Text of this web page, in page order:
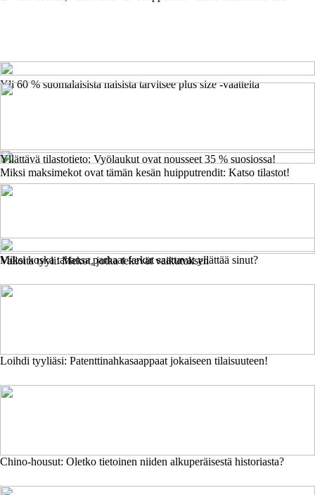
Yli 60 % suomalaisista naisista tarvitsee plus size -vaatteita
Miksi maksimekot ovat tämän kesän huipputrendit: Katso tilastot!
Valloita tyyli: Mekot, jotka tekevät vaikutuksen
Yllättävä tilastotieto: Vyölaukut ovat nousseet 35 % suosiossa!
Miksi koska tahansa parhaat farkut saattavat yllättää sinut?
Loihdi tyyliäsi: Patenttinahkasaappaat jokaiseen tilaisuuteen!
Chino-housut: Oletko tietoinen niiden alkuperäisestä historiasta?